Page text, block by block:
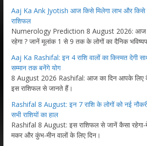
Aaj Ka Ank Jyotish आज किसे मिलेगा लाभ और किसे
राशिफल
Numerology Prediction 8 August 2026: आज
रहेगा ? जानें मूलांक 1 से 9 तक के लोगों का दैनिक
Aaj Ka Rashifal: इन 4 राशि वालों का किस्मत देगी
सम्मान तक बनेंगे योग
8 August 2026 Rashifal: आज का दिन आपके लिए
इस राशिफल से जानते हैं।
Rashifal 8 August: इन 7 राशि के लोगों को नई
सभी राशियों का हाल
Rashifal 8 August: इस राशिफल से जानें कैसा रहेगा-
मकर और कुंभ-मीन वालों के लिए दिन।